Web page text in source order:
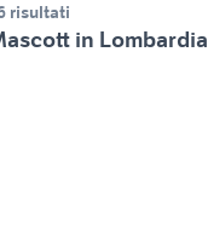
risultati
in Lombardia